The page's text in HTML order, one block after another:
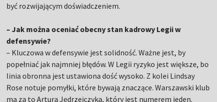
być rozwijającym doświadczeniem.
– Jak można oceniać obecny stan kadrowy Legii w
defensywie?
– Kluczowa w defensywie jest solidność. Ważne jest, by
popełniać jak najmniej błędów. W Legii ryzyko jest większe, bo
linia obronna jest ustawiona dość wysoko. Z kolei Lindsay
Rose notuje pomyłki, które bywają znaczące. Warszawski klub
ma za to Artura Jędrzejczyka, który jest numerem jeden.